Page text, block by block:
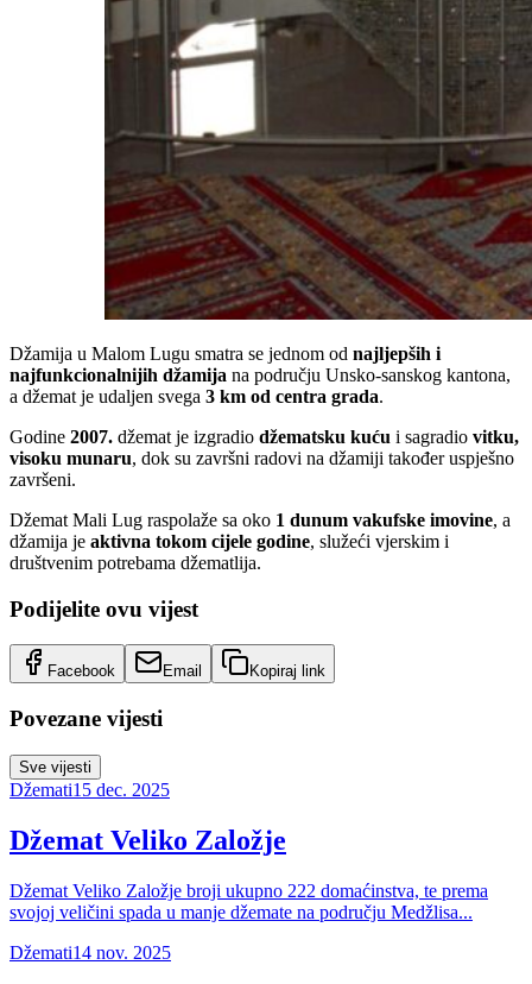
Džamija u Malom Lugu smatra se jednom od najljepših i
najfunkcionalnijih džamija na području Unsko-sanskog kantona,
a džemat je udaljen svega 3 km od centra grada.
Godine 2007. džemat je izgradio džematsku kuću i sagradio vitku,
visoku munaru, dok su završni radovi na džamiji također uspješno
završeni.
Džemat Mali Lug raspolaže sa oko 1 dunum vakufske imovine, a
džamija je aktivna tokom cijele godine, služeći vjerskim i
društvenim potrebama džematlija.
Podijelite ovu vijest
Facebook Email Kopiraj link
Povezane vijesti
Sve vijesti
Džemati15 dec. 2025
Džemat Veliko Založje
Džemat Veliko Založje broji ukupno 222 domaćinstva, te prema
svojoj veličini spada u manje džemate na području Medžlisa...
Džemati14 nov. 2025